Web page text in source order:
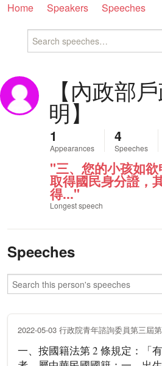
Home Speakers Speeches
【內政部
明】
1
Appearances
4
Speeches
"三、您的小孩如
取得國民身分證，
得..."
Longest speech
Speeches
2022-05-03 行政院青年諮詢委員第三屆
一、按國籍法第 2 條規定：「